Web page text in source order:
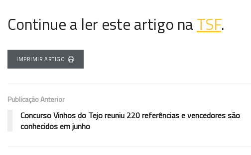
Continue a ler este artigo naTSF.
IMPRIMIR ARTIGO
Publicação Anterior
Concurso Vinhos do Tejo reuniu 220 referências e vencedores são
conhecidos em junho